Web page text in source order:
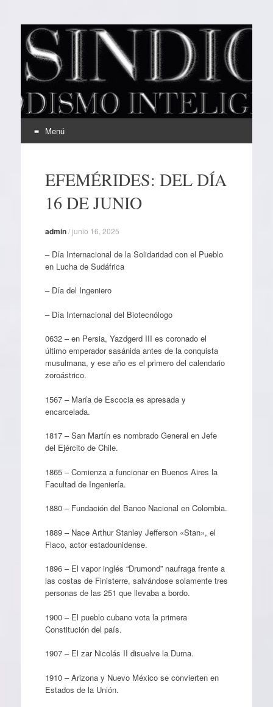
EL SINDICAL
Periodismo Inteligente
Menú
contenidoEFEMÉRIDES: DEL DÍA
16 DE JUNIO
admin/junio 16, 2025
– Día Internacional de la Solidaridad con el Pueblo
en Lucha de Sudáfrica
– Día del Ingeniero
– Día Internacional del Biotecnólogo
0632 – en Persia, Yazdgerd III es coronado el
último emperador sasánida antes de la conquista
musulmana, y ese año es el primero del calendario
zoroástrico.
1567 – María de Escocia es apresada y
encarcelada.
1817 – San Martín es nombrado General en Jefe
del Ejército de Chile.
1865 – Comienza a funcionar en Buenos Aires la
Facultad de Ingeniería.
1880 – Fundación del Banco Nacional en Colombia.
1889 – Nace Arthur Stanley Jefferson «Stan», el
Flaco, actor estadounidense.
1896 – El vapor inglés “Drumond” naufraga frente a
las costas de Finisterre, salvándose solamente tres
personas de las 251 que llevaba a bordo.
1900 – El pueblo cubano vota la primera
Constitución del país.
1907 – El zar Nicolás II disuelve la Duma.
1910 – Arizona y Nuevo México se convierten en
Estados de la Unión.